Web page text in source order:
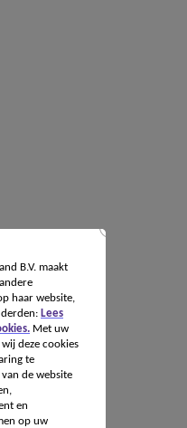
B.V. maakt
haar website,
Lees
Met uw
deze cookies
te
de website
en
op uw